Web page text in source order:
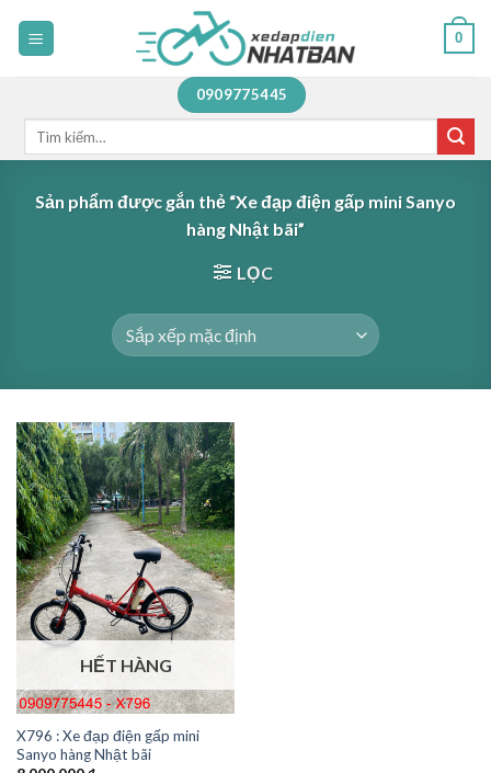
0
0909775445
Tìm
Sản phẩm được gắn thẻ “Xe đạp điện gấp mini Sanyo
hàng Nhật bãi”
LỌC
HẾT HÀNG
X796 : Xe đạp điện gấp mini
Sanyo hàng Nhật bãi